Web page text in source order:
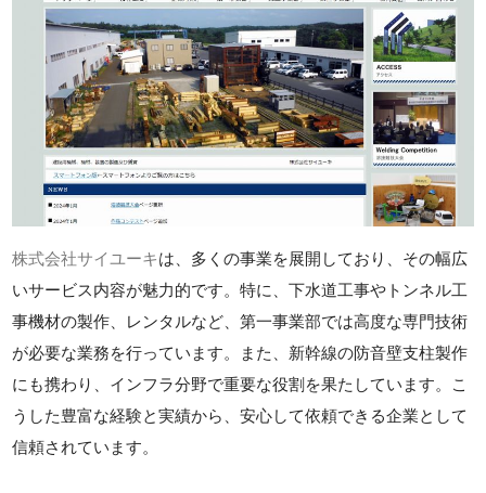
株式会社サイユーキは、多くの事業を展開しており、その幅広
いサービス内容が魅力的です。特に、下水道工事やトンネル工
事機材の製作、レンタルなど、第一事業部では高度な専門技術
が必要な業務を行っています。また、新幹線の防音壁支柱製作
にも携わり、インフラ分野で重要な役割を果たしています。こ
うした豊富な経験と実績から、安心して依頼できる企業として
信頼されています。